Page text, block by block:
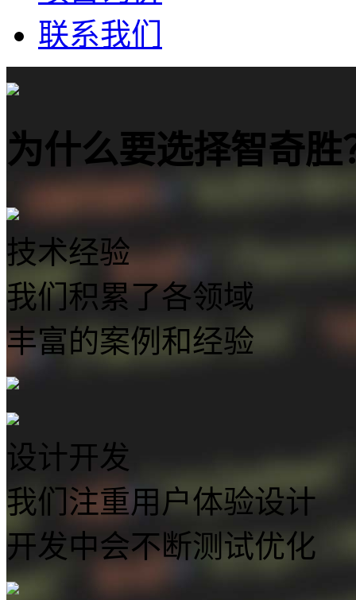
联系我们
为什么要选择智奇胜
技术经验
我们积累了各领域
丰富的案例和经验
设计开发
我们注重用户体验设计
开发中会不断测试优化